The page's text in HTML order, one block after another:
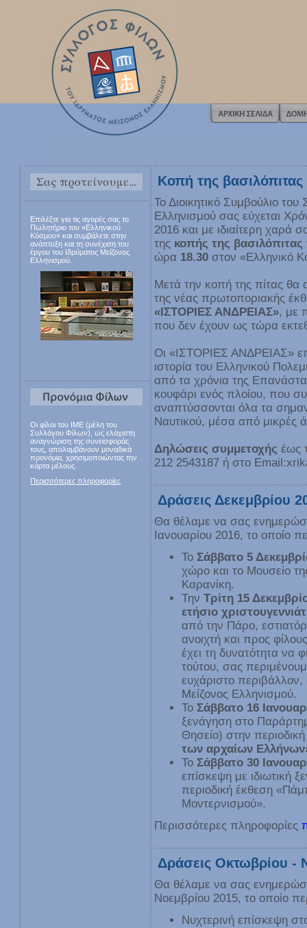
Επιλέξτε για τις αγορές σας το
Πωλητήριο του «Ελληνικού
Κόσμου» και συμβάλετε στην
ανάπτυξη και τη συνέχιση του
έργου του Ιδρύματος Μείζονος
Ελληνισμού.
Οι φίλοι του ΙΜΕ (μέλη του
Συλλόγου Φίλων), ως ελάχιστη
αναγνώριση της συνεισφοράς
τους, απολαμβάνουν μοναδικά
προνόμια, χρησιμοποιώντας την
κάρτα μέλους.
Περισσότερες πληροφορίες
Κοπή της βασιλόπιτας
Το Διοικητικό Συμβούλιο
Ελληνισμού σας εύχεται
2016 και με ιδιαίτερη χαρά
της κοπής της βασιλόπιτας
ώρα 18.30 στον «Ελληνικό
Μετά την κοπή της πίτας θα
της νέας πρωτοποριακής
«ΙΣΤΟΡΙΕΣ ΑΝΔΡΕΙΑΣ», με
που δεν έχουν ως τώρα
Οι «ΙΣΤΟΡΙΕΣ ΑΝΔΡΕΙΑΣ»
ιστορία του Ελληνικού
από τα χρόνια της
κουφάρι ενός πλοίου, που
αναπτύσσονται όλα τα
Ναυτικού, μέσα από μικρές
Δηλώσεις συμμετοχής έως
212 2543187 ή στο
Δράσεις Δεκεμβρίου
Θα θέλαμε να σας
Ιανουαρίου 2016, το οποίο
Το Σάββατο 5
χώρο και το Μουσείο
Καρανίκη.
Την Τρίτη 15
ετήσιο
από την Πάρο,
ανοιχτή και προς
έχει τη δυνατότητα να
τούτου, σας
ευχάριστο
Μείζονος Ελληνισμού.
Το Σάββατο 16
ξενάγηση στο
Θησείο) στην
των αρχαίων
Το Σάββατο 30
επίσκεψη με ιδιωτική
περιοδική έκθεση
Μοντερνισμού».
Περισσότερες πληροφορίες
Δράσεις Οκτωβρίου -
Θα θέλαμε να σας
Νοεμβρίου 2015, το οποίο
Νυχτερινή επίσκεψη